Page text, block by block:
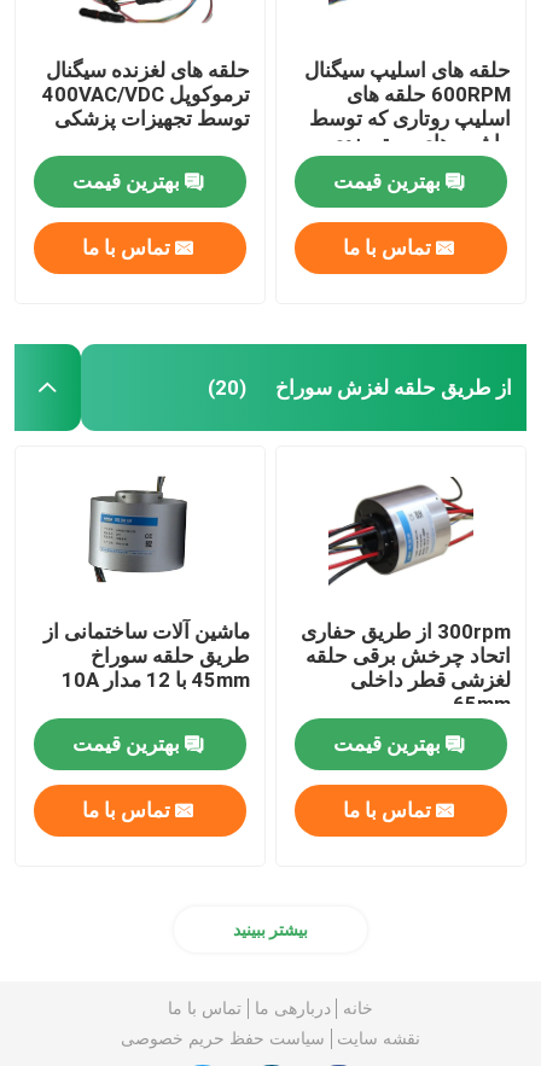
حلقه های اسلیپ سیگنال
600RPM حلقه های
اسلیپ روتاری که توسط
ماشین های بسته بندی
استفاده می شود
بهترین قیمت
تماس با ما
حلقه های لغزنده سیگنال
ترموکوپل 400VAC/VDC
توسط تجهیزات پزشکی
بهترین قیمت
تماس با ما
از طریق حلقه لغزش سوراخ (20)
300rpm از طریق حفاری
اتحاد چرخش برقی حلقه
لغزشی قطر داخلی
65mm
بهترین قیمت
تماس با ما
ماشین آلات ساختمانی از
طریق حلقه سوراخ
45mm با 12 مدار 10A
بهترین قیمت
تماس با ما
بیشتر ببینید
خانه دربارهی ما
تماس با ما
نقشه سایت
سیاست حفظ حریم خصوصی